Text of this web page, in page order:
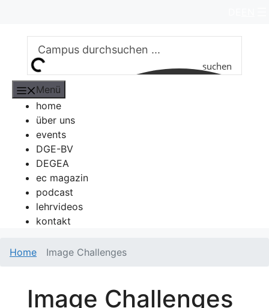
springen
suchen
Menü
home
über uns
events
DGE-BV
DEGEA
ec magazin
podcast
lehrvideos
kontakt
Home Image Challenges
Image Challenges